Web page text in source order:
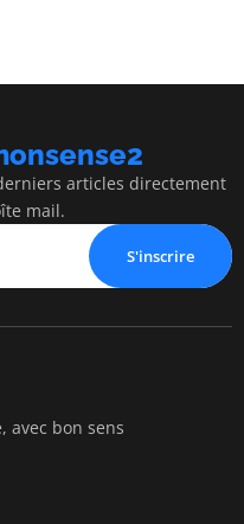
articles directement
mail.
S'inscrire
avec bon sens